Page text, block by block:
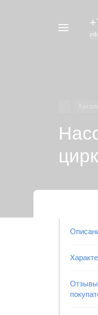
Отзывы